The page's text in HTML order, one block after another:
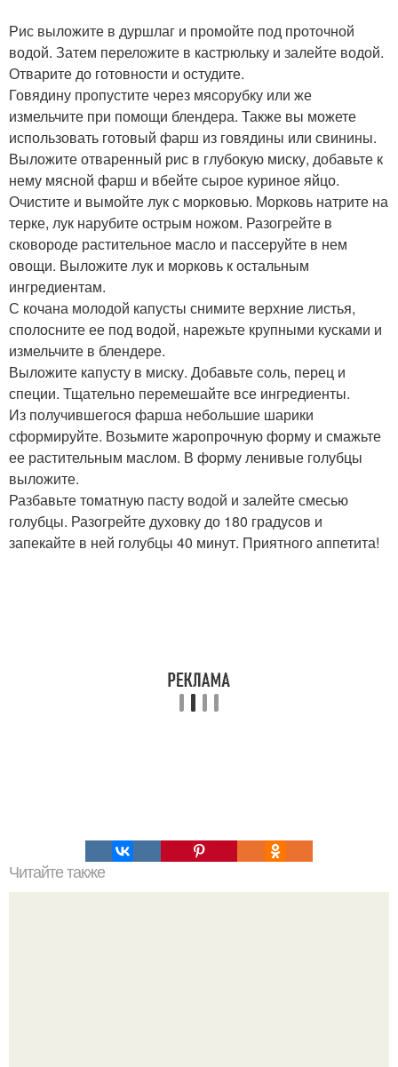
Рис выложите в дуршлаг и промойте под проточной
водой. Затем переложите в кастрюльку и залейте водой.
Отварите до готовности и остудите.
Говядину пропустите через мясорубку или же
измельчите при помощи блендера. Также вы можете
использовать готовый фарш из говядины или свинины.
Выложите отваренный рис в глубокую миску, добавьте к
нему мясной фарш и вбейте сырое куриное яйцо.
Очистите и вымойте лук с морковью. Морковь натрите на
терке, лук нарубите острым ножом. Разогрейте в
сковороде растительное масло и пассеруйте в нем
овощи. Выложите лук и морковь к остальным
ингредиентам.
С кочана молодой капусты снимите верхние листья,
сполосните ее под водой, нарежьте крупными кусками и
измельчите в блендере.
Выложите капусту в миску. Добавьте соль, перец и
специи. Тщательно перемешайте все ингредиенты.
Из получившегося фарша небольшие шарики
сформируйте. Возьмите жаропрочную форму и смажьте
ее растительным маслом. В форму ленивые голубцы
выложите.
Разбавьте томатную пасту водой и залейте смесью
голубцы. Разогрейте духовку до 180 градусов и
запекайте в ней голубцы 40 минут. Приятного аппетита!
Читайте также